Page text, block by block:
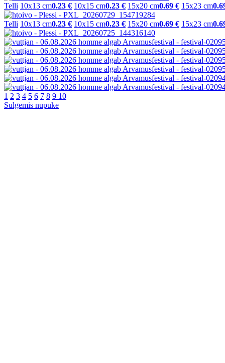
Telli 10x13 cm0.23 € 10x15 cm0.23 € 15x20 cm0.69 € 15x23 cm
Telli 10x13 cm0.23 € 10x15 cm0.23 € 15x20 cm0.69 € 15x23 cm
1 2 3 4 5 6 7 8 9 10
Sulgemis nupuke